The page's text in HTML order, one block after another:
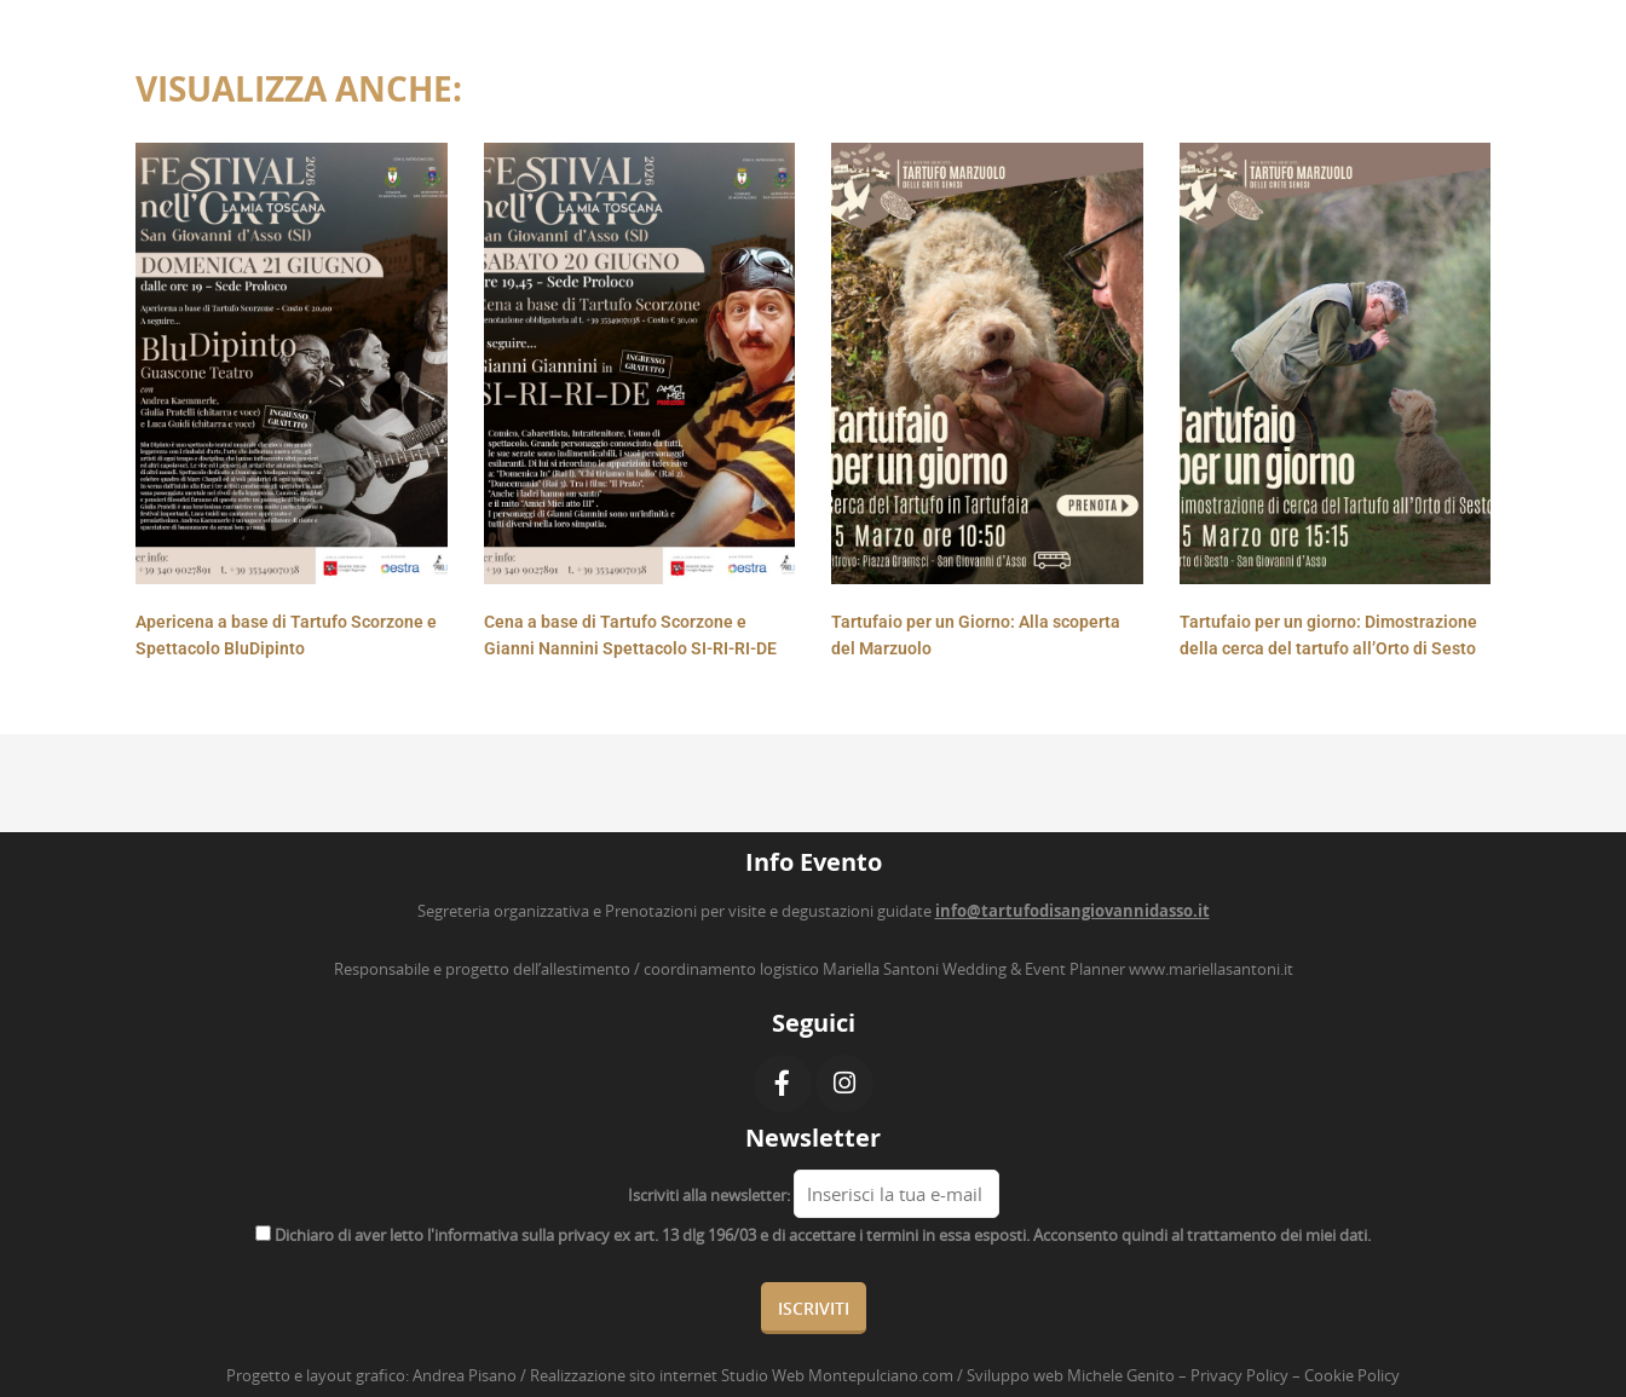
VISUALIZZA ANCHE:
Apericena a base di Tartufo Scorzone e
Spettacolo BluDipinto
Cena a base di Tartufo Scorzone e
Gianni Nannini Spettacolo SI-RI-RI-DE
Tartufaio per un Giorno: Alla scoperta
del Marzuolo
Tartufaio per un giorno: Dimostrazione
della cerca del tartufo all’Orto di Sesto
Info Evento
Segreteria organizzativa e Prenotazioni per visite e degustazioni guidate info@tartufodisangiovannidasso.it
Responsabile e progetto dell’allestimento / coordinamento logistico Mariella Santoni Wedding & Event Plannerwww.mariellasantoni.it
Seguici
Newsletter
Iscriviti alla newsletter:
Dichiaro di aver letto l'informativa sulla privacy ex art. 13 dlg 196/03 e di accettare i termini in essa esposti. Acconsento quindi al trattamento dei miei dati.
Progetto e layout grafico:Andrea Pisano / Realizzazione sito internet Studio Web Montepulciano.com / Sviluppo web Michele Genito – Privacy Policy– Cookie Policy